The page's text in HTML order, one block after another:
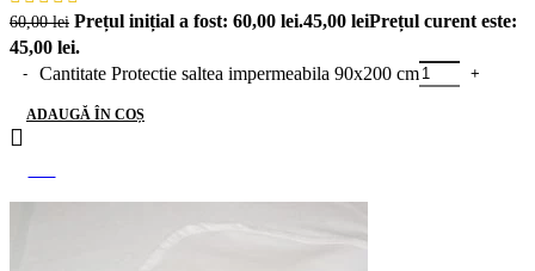
60,00lei Prețul inițial a fost: 60,00 lei.45,00 leiPrețul curent este:
45,00 lei.
Cantitate Protectie saltea impermeabila 90x200 cm
ADAUGĂ ÎN COȘ